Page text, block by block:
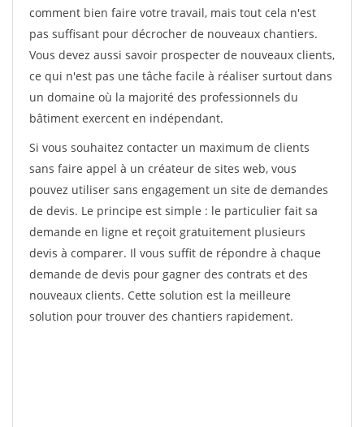
comment bien faire votre travail, mais tout cela n'est
pas suffisant pour décrocher de nouveaux chantiers.
Vous devez aussi savoir prospecter de nouveaux clients,
ce qui n'est pas une tâche facile à réaliser surtout dans
un domaine où la majorité des professionnels du
bâtiment exercent en indépendant.
Si vous souhaitez contacter un maximum de clients
sans faire appel à un créateur de sites web, vous
pouvez utiliser sans engagement un site de demandes
de devis. Le principe est simple : le particulier fait sa
demande en ligne et reçoit gratuitement plusieurs
devis à comparer. Il vous suffit de répondre à chaque
demande de devis pour gagner des contrats et des
nouveaux clients. Cette solution est la meilleure
solution pour trouver des chantiers rapidement.